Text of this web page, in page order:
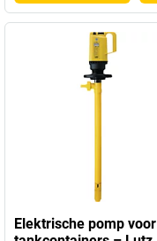
Elektrische pomp voor